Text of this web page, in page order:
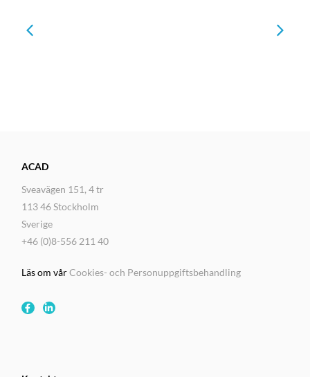
ACAD
Sveavägen 151, 4 tr
113 46 Stockholm
Sverige
+46 (0)8-556 211 40
Läs om vårCookies- och Personuppgiftsbehandling